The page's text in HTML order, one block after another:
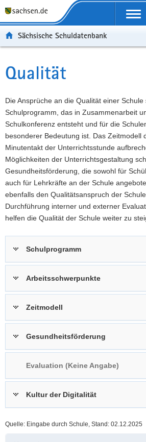
t
ü
e
r
g
r
e
i
f
e
n
d
e
i
g
o
n
r
l
a
v
i
g
a
t
i
o
n
a
t
n
h
a
l
t
W
t
r
e
I
n
f
o
r
m
a
t
i
r
i
c
e
Portalübergreifende
Sächsische Schuldatenbank
Hauptinhalt
Qualität
Die Ansprüche an die Qualität einer
Schulprogramm, das in Zusammenarbeit
Schulkonferenz entsteht und für die
besonderer Bedeutung ist. Das Zeitmodell
Minutentakt der Unterrichtsstunde
Möglichkeiten der Unterrichtsgestaltung
Gesundheitsförderung, die sowohl für
auch für Lehrkräfte an der Schule
ebenfalls den Qualitätsanspruch der
Durchführung interner und externer
helfen die Qualität der Schule weiter zu
Schulprogramm
Arbeitsschwerpunkte
Zeitmodell
Gesundheitsförderung
Evaluation (Keine Angabe)
Kultur der Digitalität
Quelle: Eingabe durch Schule, Stand: 02.12.2025